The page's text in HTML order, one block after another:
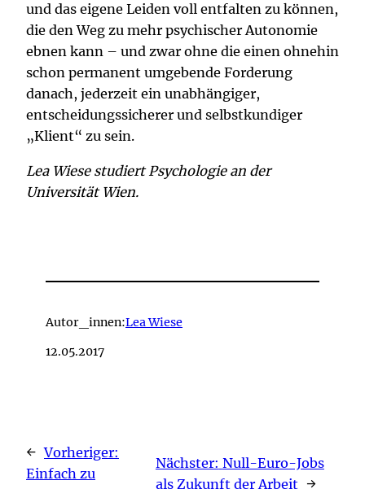
und das eigene Leiden voll entfalten zu können,
die den Weg zu mehr psychischer Autonomie
ebnen kann – und zwar ohne die einen ohnehin
schon permanent umgebende Forderung
danach, jederzeit ein unabhängiger,
entscheidungssicherer und selbstkundiger
„Klient“ zu sein.
Lea Wiese studiert Psychologie an der
Universität Wien.
Autor_innen:Lea Wiese
12.05.2017
← Vorheriger:
Einfach zu
Nächster: Null-Euro-Jobs
als Zukunft der Arbeit →